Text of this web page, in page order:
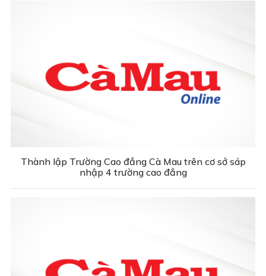
Thành lập Trường Cao đẳng Cà Mau trên cơ sở sáp
nhập 4 trường cao đẳng